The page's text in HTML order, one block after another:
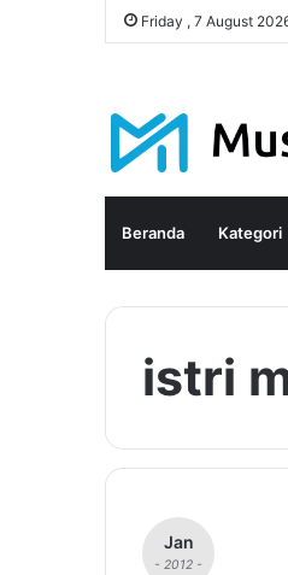
Friday , 7 August
Beranda Kategori
istri
Jan
- 2012 -